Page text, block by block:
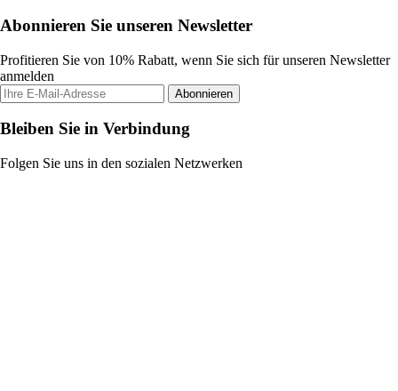
Abonnieren Sie unseren Newsletter
Profitieren Sie von 10% Rabatt, wenn Sie sich für unseren Newsletter
anmelden
Abonnieren
Bleiben Sie in Verbindung
Folgen Sie uns in den sozialen Netzwerken